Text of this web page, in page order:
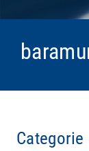
Categorie